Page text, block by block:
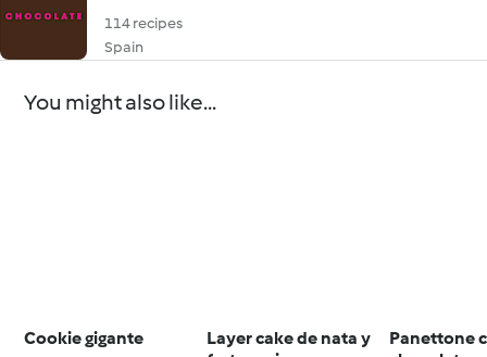
114 recipes
Spain
You might also like...
Cookie gigante
Layer cake de nata y
Panettone